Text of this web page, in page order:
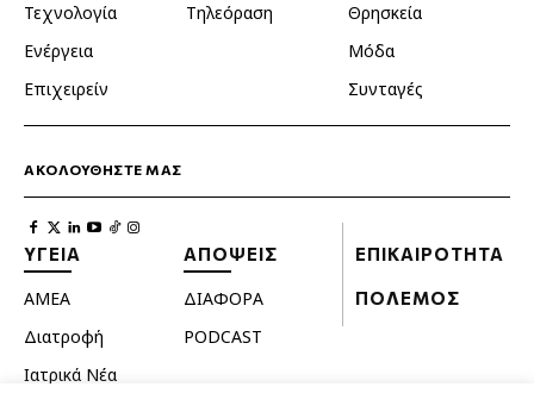
Τεχνολογία
Ενέργεια
Επιχειρείν
Τηλεόραση
Θρησκεία
Μόδα
Συνταγές
ΑΚΟΛΟΥΘΗΣΤΕ ΜΑΣ
ΥΓΕΙΑ
ΑΜΕΑ
Διατροφή
Ιατρικά Νέα
ΑΠΟΨΕΙΣ
ΔΙΑΦΟΡΑ
PODCAST
ΕΠΙΚΑΙΡΟΤΗΤΑ
ΠΟΛΕΜΟΣ